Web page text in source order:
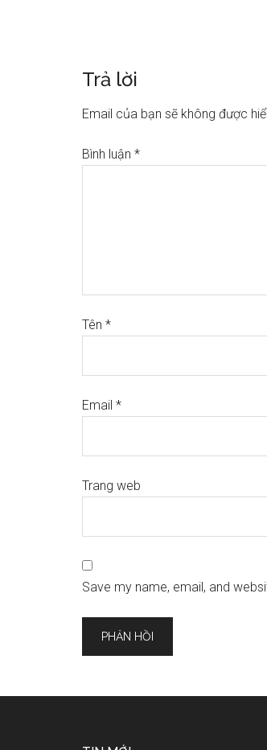
Trả lời
Email của bạn sẽ không được
Bình luận *
Tên *
Email *
Trang web
Save my name, email, and